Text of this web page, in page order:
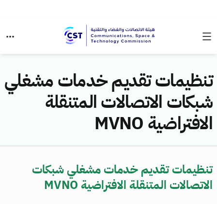
تنظيمات تقديم خدمات مشغلي
شبكات الاتصالات المتنقلة
الافتراضية MVNO
تنظيمات تقديم خدمات مشغلي شبكات
الاتصالات المتنقلة الافتراضية MVNO